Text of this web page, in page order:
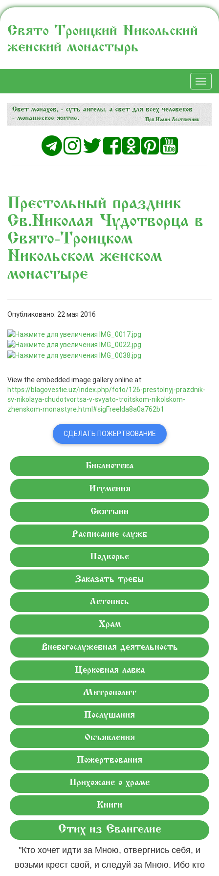
Свято-Троицкий Никольский
женский монастырь
Престольный праздник
Св.Николая Чудотворца в
Свято-Троицком
Никольском женском
монастыре
Опубликовано: 22 мая 2016
View the embedded image gallery online at:
https://blagovestie.uz/index.php/foto/126-prestolnyj-prazdnik-
sv-nikolaya-chudotvortsa-v-svyato-troitskom-nikolskom-
zhenskom-monastyre.html#sigFreeIda8a0a762b1
СДЕЛАТЬ ПОЖЕРТВОВАНИЕ
Библиотека
Игумения
Святыни
Расписание служб
Подворье
Заказать требы
Летопись
Храм
Внебогослужебная деятельность
Церковная лавка
Митрополит
Послушания
Объявления
Пожертвования
Прихожане о храме
Книги
Стих из Евангелие
"Кто хочет идти за Мною, отвергнись себя, и
возьми крест свой, и следуй за Мною. Ибо кто